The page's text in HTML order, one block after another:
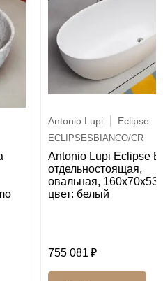
Antonio Lupi Eclipse
ECLIPSESBIANCO/CR
Antonio Lupi Eclipse
отдельностоящая,
овальная,
цвет: белый
755 081